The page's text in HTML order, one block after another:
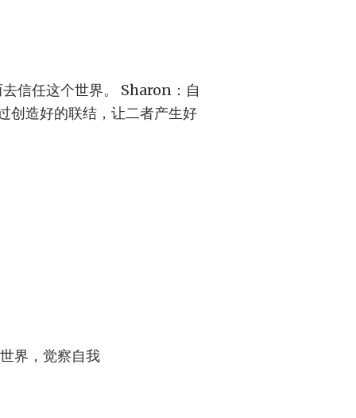
信任这个世界。 Sharon：自
创造好的联结，让二者产生好
界，觉察自我